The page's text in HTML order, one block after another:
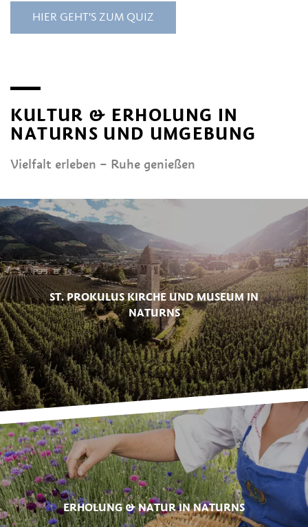
HIER GEHT'S ZUM QUIZ
KULTUR & ERHOLUNG IN
NATURNS UND UMGEBUNG
Vielfalt erleben – Ruhe genießen
ST. PROKULUS KIRCHE UND MUSEUM IN
NATURNS
ERHOLUNG & NATUR IN NATURNS